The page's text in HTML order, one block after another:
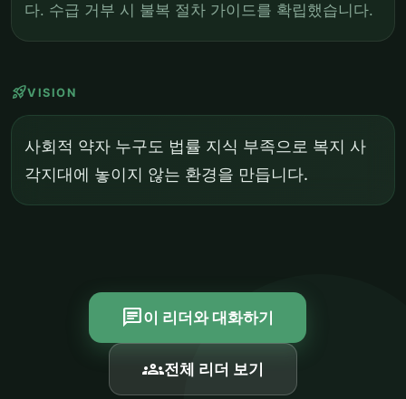
다. 수급 거부 시 불복 절차 가이드를 확립했습니다.
rocket_launchVISION
사회적 약자 누구도 법률 지식 부족으로 복지 사
각지대에 놓이지 않는 환경을 만듭니다.
chat이 리더와 대화하기
groups전체 리더 보기